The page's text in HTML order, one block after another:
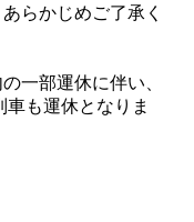
らかじめご了承く
一部運休に伴い、
も運休となりま